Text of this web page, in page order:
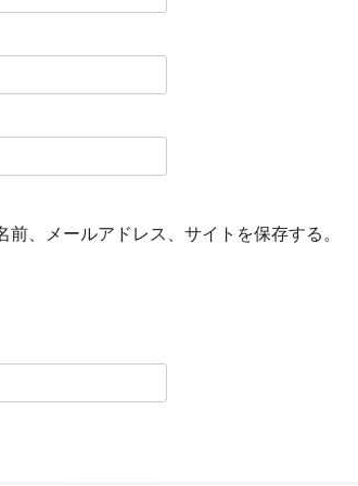
、メールアドレス、サイトを保存する。